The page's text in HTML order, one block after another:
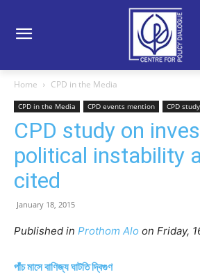
Home CPD in the Media
CPD in the Media CPD events mention CPD
CPD study on
political instability
cited
January 18, 2015
Published in Prothom Alo on Friday,
পাঁচ মাসে বাণিজ্য ঘাটতি দ্বিগুণ